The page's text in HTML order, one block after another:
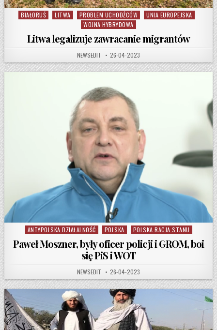
Posted in
BIAŁORUŚ LITWA PROBLEM UCHODŹCÓW
UNIA EUROPEJSKA
WOJNA HYBRYDOWA
Litwa legalizuje zawracanie migrantów
AUTHOR:
NEWSEDIT PUBLISHED DATE:
26-04-2023
Posted in
ANTYPOLSKA DZIAŁALNOŚĆ POLSKA POLSKA RACJA STANU
Paweł Moszner, były oficer policji i GROM, boi
się PiS i WOT
AUTHOR:
NEWSEDIT PUBLISHED DATE:
26-04-2023